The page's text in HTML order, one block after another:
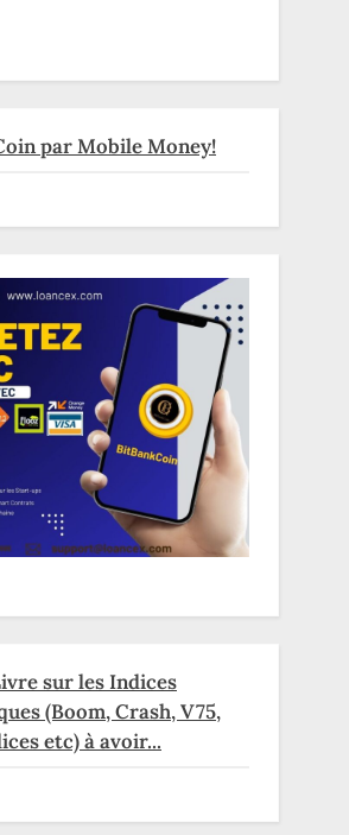
par Mobile Money!
sur les Indices
(Boom, Crash, V75,
etc) à avoir...